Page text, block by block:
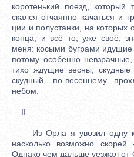
коротенький поезд,
скался отчаянно качаться и
ции и полустанки, на которых
конца, и всё то, уже своё,
меня: косыми буграми
потому особенно
тихо ждущие весны,
скудный, по-весеннему
небом.
II
Из Орла я увозил одну
насколько возможно
Однако чем дальше уезжал